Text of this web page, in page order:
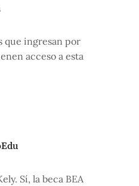
que ingresan por
acceso a esta
Sí, la beca BEA